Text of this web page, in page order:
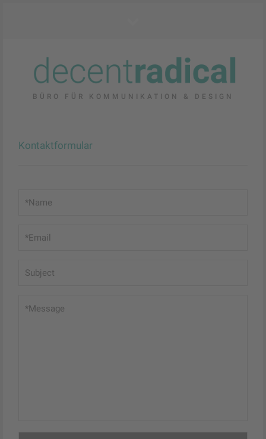
BÜRO FÜR KOMMUNIKATION & DESIGN
Kontaktformular